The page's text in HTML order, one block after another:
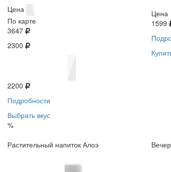
Цена
По карте
3647
2300
2200
Подробности
Выбрать вкус
%
Цена
1599
Растительный напиток Алоэ